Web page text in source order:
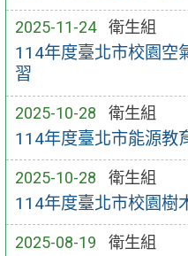
2025-11-24 衛生組
114年度臺北市校園空
習
2025-10-28 衛生組
114年度臺北市能源教
2025-10-28 衛生組
114年度臺北市校園樹
2025-08-19 衛生組